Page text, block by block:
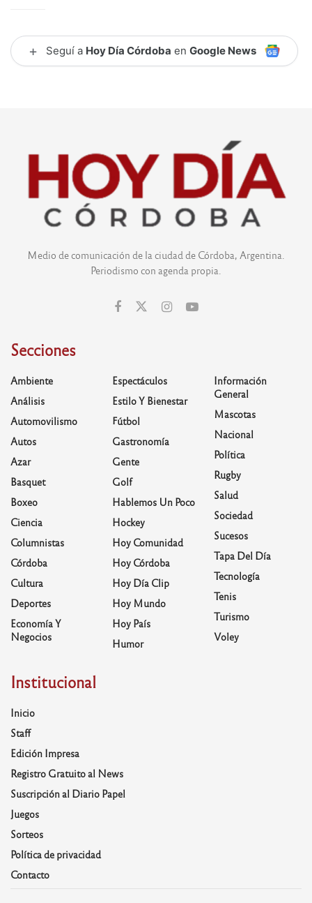
+ Seguí a Hoy Día Córdoba en Google News
Medio de comunicación de la ciudad de Córdoba, Argentina.
Periodismo con agenda propia.
Secciones
Ambiente
Análisis
Automovilismo
Autos
Azar
Basquet
Boxeo
Ciencia
Columnistas
Córdoba
Cultura
Deportes
Economía Y
Negocios
Espectáculos
Estilo Y Bienestar
Fútbol
Gastronomía
Gente
Golf
Hablemos Un Poco
Hockey
Hoy Comunidad
Hoy Córdoba
Hoy Día Clip
Hoy Mundo
Hoy País
Humor
Información
General
Mascotas
Nacional
Política
Rugby
Salud
Sociedad
Sucesos
Tapa Del Día
Tecnología
Tenis
Turismo
Voley
Institucional
Inicio
Staff
Edición Impresa
Registro Gratuito al News
Suscripción al Diario Papel
Juegos
Sorteos
Política de privacidad
Contacto